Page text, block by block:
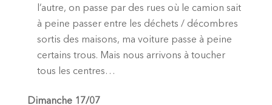
l’autre, on passe par des rues où le camion sait
à peine passer entre les déchets / décombres
sortis des maisons, ma voiture passe à peine
certains trous. Mais nous arrivons à toucher
tous les centres…
Dimanche 17/07